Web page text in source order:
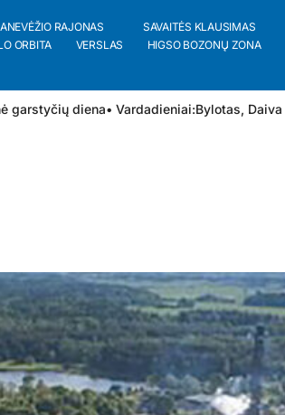
RAJONAS SAVAITĖS KLAUSIMAS
ORBITA VERSLAS HIGSO BOZONŲ ZONA
garstyčių diena• Vardadieniai:Bylotas, Daiva